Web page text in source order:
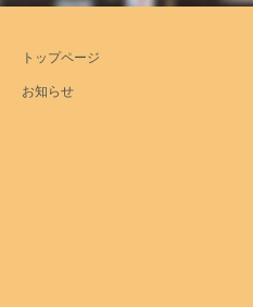
トップページ
お知らせ